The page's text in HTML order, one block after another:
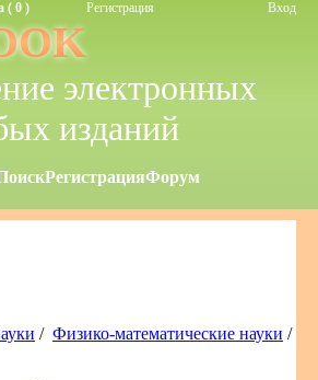
( 0 ) Регистрация Вход
электронных
изданий
РегистрацияФорум
/ Физико-математические науки /